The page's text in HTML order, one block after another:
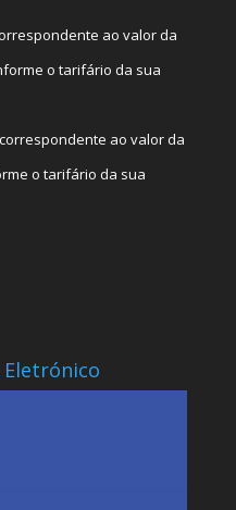
ao valor da
o tarifário da sua
ao valor da
o tarifário da sua
Eletrónico